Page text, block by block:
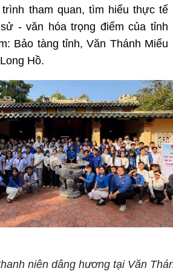
tham quan, tìm hiểu thực tế
- văn hóa trọng điểm của tỉnh
Bảo tàng tỉnh, Văn Thánh Miếu
Hồ.
niên dâng hương tại Văn